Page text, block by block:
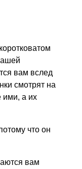
вам вслед
смотрят на
ими, а их
что он
вам